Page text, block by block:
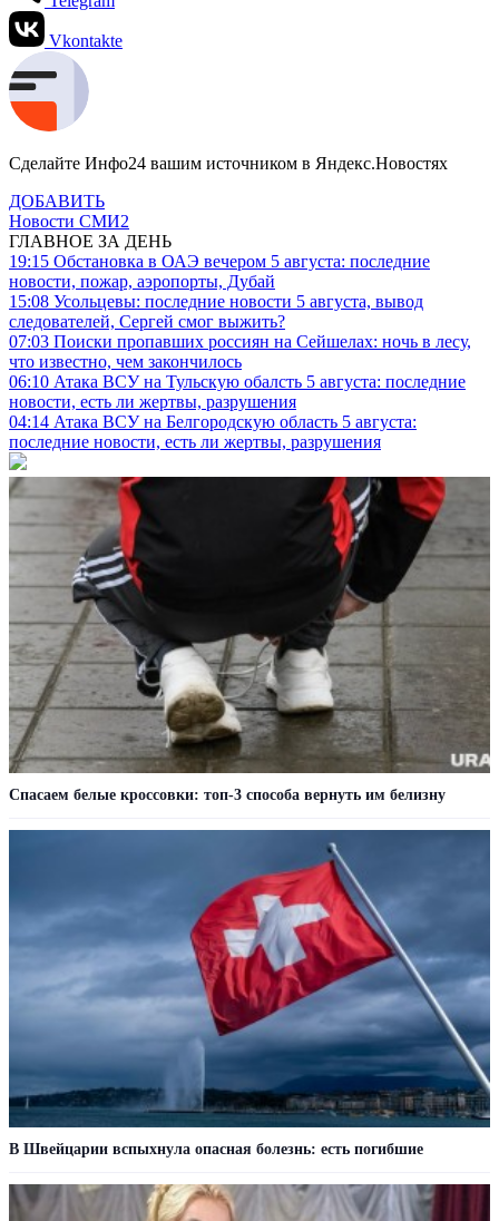
Vkontakte
Сделайте Инфо24 вашим источником в Яндекс.Новостях
ДОБАВИТЬ
Новости СМИ2
ГЛАВНОЕ ЗА ДЕНЬ
19:15 Обстановка в ОАЭ вечером 5 августа: последние
новости, пожар, аэропорты, Дубай
15:08 Усольцевы: последние новости 5 августа, вывод
следователей, Сергей смог выжить?
07:03 Поиски пропавших россиян на Сейшелах: ночь в лесу,
что известно, чем закончилось
06:10 Атака ВСУ на Тульскую обалсть 5 августа: последние
новости, есть ли жертвы, разрушения
04:14 Атака ВСУ на Белгородскую область 5 августа:
последние новости, есть ли жертвы, разрушения
Спасаем белые кроссовки: топ-3 способа вернуть им белизну
В Швейцарии вспыхнула опасная болезнь: есть погибшие